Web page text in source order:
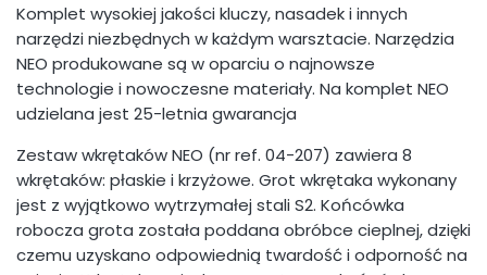
Komplet wysokiej jakości kluczy, nasadek i innych
narzędzi niezbędnych w każdym warsztacie. Narzędzia
NEO produkowane są w oparciu o najnowsze
technologie i nowoczesne materiały. Na komplet NEO
udzielana jest 25-letnia gwarancja
Zestaw wkrętaków NEO (nr ref. 04-207) zawiera 8
wkrętaków: płaskie i krzyżowe. Grot wkrętaka wykonany
jest z wyjątkowo wytrzymałej stali S2. Końcówka
robocza grota została poddana obróbce cieplnej, dzięki
czemu uzyskano odpowiednią twardość i odporność na